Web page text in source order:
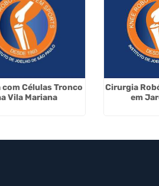
com Células Tronco
Vila Mariana
Cirurgia
em